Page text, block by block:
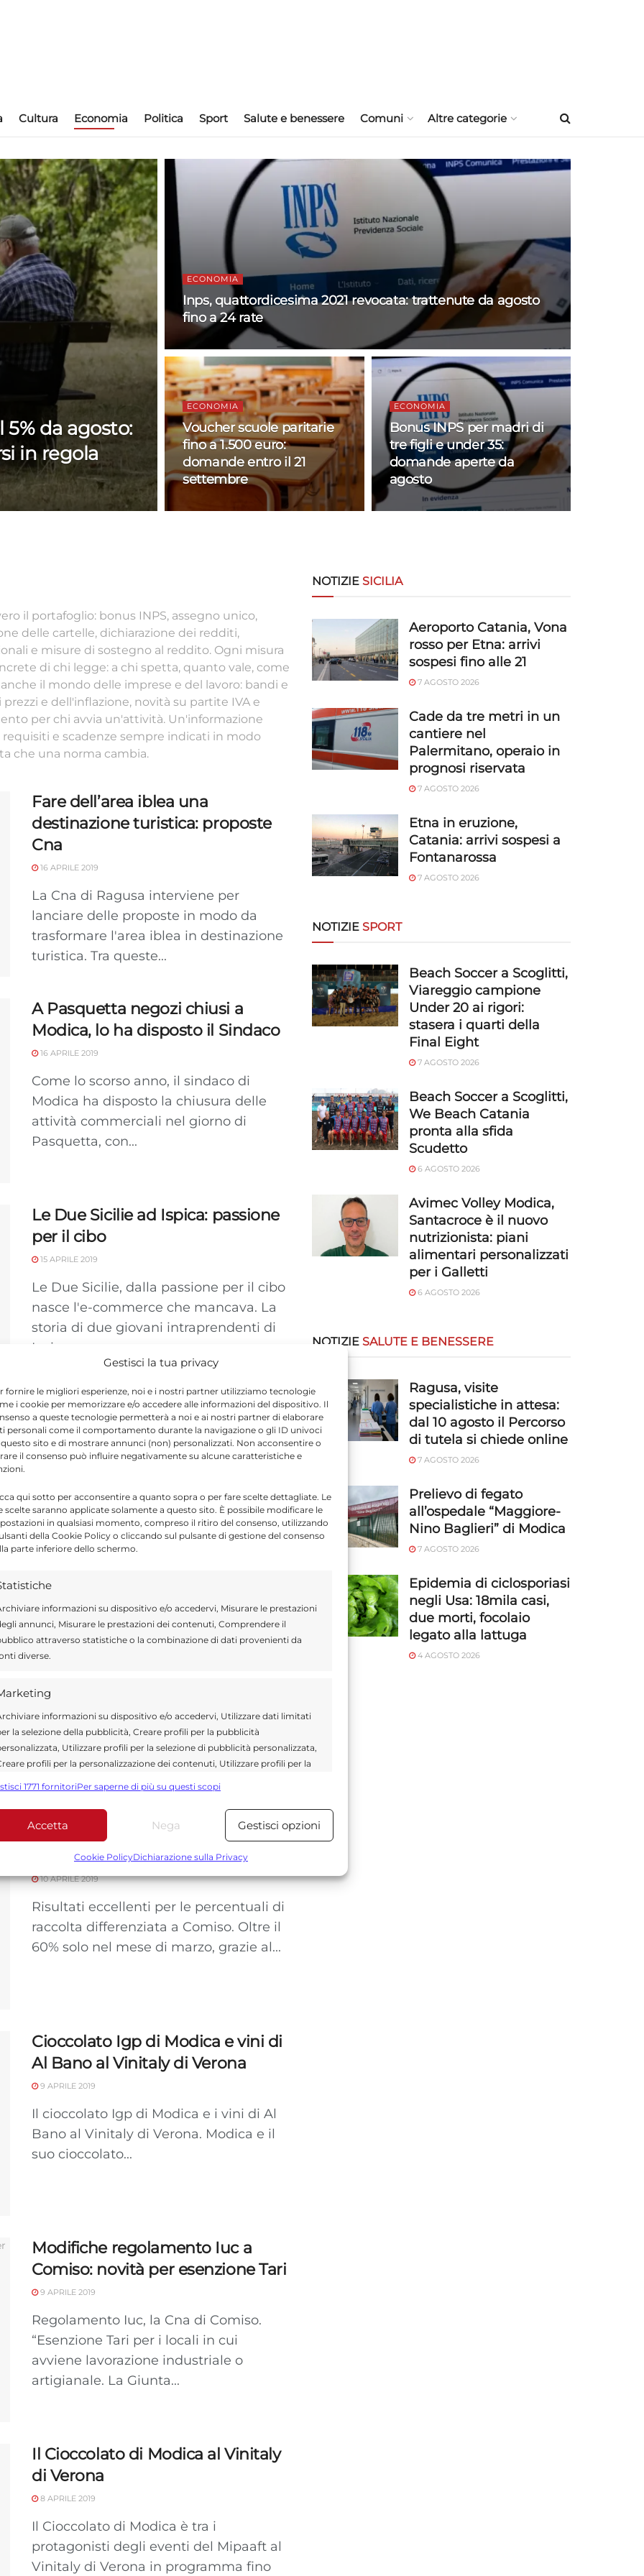
Gestisci la tua privacy
fornire le migliori esperienze, noi e i nostri partner utilizziamo tecnologie
i cookie per memorizzare e/o accedere alle informazioni del dispositivo. Il
a queste tecnologie permetterà a noi e ai nostri partner di elaborare
personali come il comportamento durante la navigazione o gli ID univoci
sito e di mostrare annunci (non) personalizzati. Non acconsentire o
il consenso può influire negativamente su alcune caratteristiche e
qui sotto per acconsentire a quanto sopra o per fare scelte dettagliate. Le
scelte saranno applicate solamente a questo sito. È possibile modificare le
in qualsiasi momento, compreso il ritiro del consenso, utilizzando
della Cookie Policy o cliccando sul pulsante di gestione del consenso
parte inferiore dello schermo.
informazioni su dispositivo e/o accedervi, Misurare le prestazioni
annunci, Misurare le prestazioni dei contenuti, Comprendere il
attraverso statistiche o la combinazione di dati provenienti da
diverse.
informazioni su dispositivo e/o accedervi, Utilizzare dati limitati
la selezione della pubblicità, Creare profili per la pubblicità
Utilizzare profili per la selezione di pubblicità personalizzata,
profili per la personalizzazione dei contenuti, Utilizzare profili per la
Utilizzare dati limitati per la selezione dei contenuti.
Funzionalità Sempre attivo
Abbinare e combinare dati provenienti da altre fonti di dati,
Utilizzare dati di geolocalizzazione precisi, Riconoscere i
dispositivi in base a informazioni richieste attivamente.
1771 fornitoriPer saperne di più su questi scopi
Accetta Nega Gestisci opzioni
Cookie PolicyDichiarazione sulla Privacy
Cultura Economia Politica Sport Salute e benessere Comuni Altre categorie
da agosto:
in regola
ECONOMIA
Inps, quattordicesima 2021 revocata: trattenute da agosto
fino a 24 rate
ECONOMIA
Voucher scuole paritarie
fino a 1.500 euro:
domande entro il 21
settembre
ECONOMIA
Bonus INPS per madri di
tre figli e under 35:
domande aperte da
agosto
il portafoglio: bonus INPS, assegno unico,
delle cartelle, dichiarazione dei redditi,
e misure di sostegno al reddito. Ogni misura
di chi legge: a chi spetta, quanto vale, come
il mondo delle imprese e del lavoro: bandi e
e dell'inflazione, novità su partite IVA e
per chi avvia un'attività. Un'informazione
e scadenze sempre indicati in modo
che una norma cambia.
Fare dell’area iblea una
destinazione turistica: proposte
Cna
16 APRILE 2019
La Cna di Ragusa interviene per
lanciare delle proposte in modo da
trasformare l'area iblea in destinazione
turistica. Tra queste...
A Pasquetta negozi chiusi a
Modica, lo ha disposto il Sindaco
16 APRILE 2019
Come lo scorso anno, il sindaco di
Modica ha disposto la chiusura delle
attività commerciali nel giorno di
Pasquetta, con...
Le Due Sicilie ad Ispica: passione
per il cibo
15 APRILE 2019
Le Due Sicilie, dalla passione per il cibo
nasce l'e-commerce che mancava. La
storia di due giovani intraprendenti di
Ispica,...
Assemblea a Vittoria della Cna
per il settore turismo
Si è tenuta a Vittoria un'assemblea
degli operatori del settore turismo
organizzata dalla Cna. Chiesta
maggiore attenzione al Comune
Il cioccolato di Modica vince al
Vinitaly di Verona
Successo per il il cioccolato di Modica
nel padiglione istituzionale del Mipaaft
al Vinitaly di Verona. La partecipazione,
facilitata dal...
Differenziata a Comiso: ottimi
risultati a marzo
10 APRILE 2019
Risultati eccellenti per le percentuali di
raccolta differenziata a Comiso. Oltre il
60% solo nel mese di marzo, grazie al...
Cioccolato Igp di Modica e vini di
Al Bano al Vinitaly di Verona
9 APRILE 2019
Il cioccolato Igp di Modica e i vini di Al
Bano al Vinitaly di Verona. Modica e il
suo cioccolato...
Modifiche regolamento Iuc a
Comiso: novità per esenzione Tari
9 APRILE 2019
Regolamento Iuc, la Cna di Comiso.
“Esenzione Tari per i locali in cui
avviene lavorazione industriale o
artigianale. La Giunta...
Il Cioccolato di Modica al Vinitaly
di Verona
8 APRILE 2019
Il Cioccolato di Modica è tra i
protagonisti degli eventi del Mipaaft al
Vinitaly di Verona in programma fino
NOTIZIE SICILIA
Aeroporto Catania, Vona
rosso per Etna: arrivi
sospesi fino alle 21
7 AGOSTO 2026
Cade da tre metri in un
cantiere nel
Palermitano, operaio in
prognosi riservata
7 AGOSTO 2026
Etna in eruzione,
Catania: arrivi sospesi a
Fontanarossa
7 AGOSTO 2026
NOTIZIE SPORT
Beach Soccer a Scoglitti,
Viareggio campione
Under 20 ai rigori:
stasera i quarti della
Final Eight
7 AGOSTO 2026
Beach Soccer a Scoglitti,
We Beach Catania
pronta alla sfida
Scudetto
6 AGOSTO 2026
Avimec Volley Modica,
Santacroce è il nuovo
nutrizionista: piani
alimentari personalizzati
per i Galletti
6 AGOSTO 2026
NOTIZIE SALUTE E BENESSERE
Ragusa, visite
specialistiche in attesa:
dal 10 agosto il Percorso
di tutela si chiede online
7 AGOSTO 2026
Prelievo di fegato
all’ospedale “Maggiore-
Nino Baglieri” di Modica
7 AGOSTO 2026
Epidemia di ciclosporiasi
negli Usa: 18mila casi,
due morti, focolaio
legato alla lattuga
4 AGOSTO 2026